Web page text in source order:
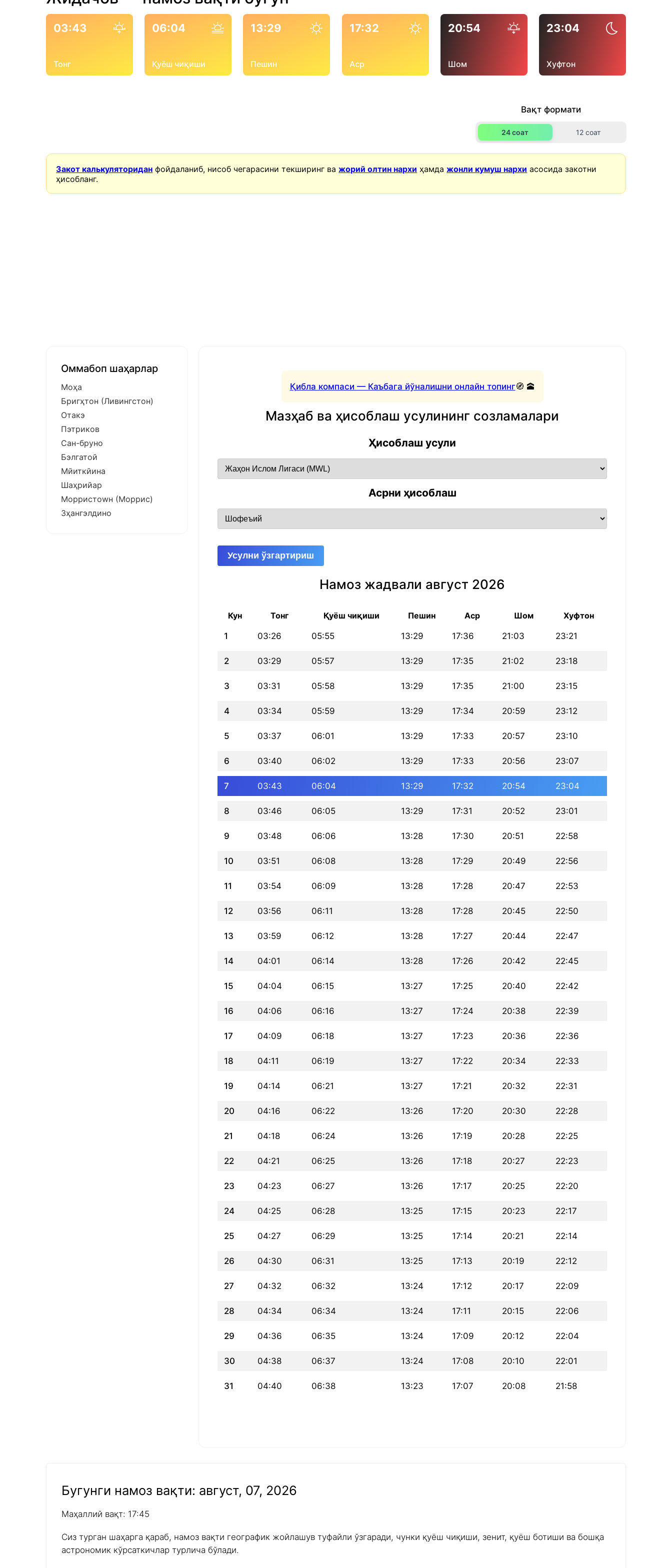
03:43
Тонг
06:04
Қуёш чиқиши
13:29
Пешин
17:32
Аср
20:54
Шом
23:04
Хуфтон
Вақт формати
24 соат 12 соат
Закот калькуляторидан фойдаланиб, нисоб чегарасини текширинг важорий олтин нархи ҳамдажонли кумуш нархи асосида закотни
ҳисобланг.
Қибла компаси — Каъбага йўналишни онлайн топинг🧭 🕋
Мазҳаб ва ҳисоблаш усулининг созламалари
Ҳисоблаш усули
Асрни ҳисоблаш
Усулни ўзгартириш
Намоз жадвали август 2026
Кун Тонг Қуёш чиқиши Пешин Аср Шом Хуфтон
1 03:26 05:55 13:29 17:36 21:03 23:21
2 03:29 05:57 13:29 17:35 21:02 23:18
3 03:31 05:58 13:29 17:35 21:00 23:15
4 03:34 05:59 13:29 17:34 20:59 23:12
5 03:37 06:01 13:29 17:33 20:57 23:10
6 03:40 06:02 13:29 17:33 20:56 23:07
7 03:43 06:04 13:29 17:32 20:54 23:04
8 03:46 06:05 13:29 17:31 20:52 23:01
9 03:48 06:06 13:28 17:30 20:51 22:58
10 03:51 06:08 13:28 17:29 20:49 22:56
11 03:54 06:09 13:28 17:28 20:47 22:53
12 03:56 06:11 13:28 17:28 20:45 22:50
13 03:59 06:12 13:28 17:27 20:44 22:47
14 04:01 06:14 13:28 17:26 20:42 22:45
15 04:04 06:15 13:27 17:25 20:40 22:42
16 04:06 06:16 13:27 17:24 20:38 22:39
17 04:09 06:18 13:27 17:23 20:36 22:36
18 04:11 06:19 13:27 17:22 20:34 22:33
19 04:14 06:21 13:27 17:21 20:32 22:31
20 04:16 06:22 13:26 17:20 20:30 22:28
21 04:18 06:24 13:26 17:19 20:28 22:25
22 04:21 06:25 13:26 17:18 20:27 22:23
23 04:23 06:27 13:26 17:17 20:25 22:20
24 04:25 06:28 13:25 17:15 20:23 22:17
25 04:27 06:29 13:25 17:14 20:21 22:14
26 04:30 06:31 13:25 17:13 20:19 22:12
27 04:32 06:32 13:24 17:12 20:17 22:09
28 04:34 06:34 13:24 17:11 20:15 22:06
29 04:36 06:35 13:24 17:09 20:12 22:04
30 04:38 06:37 13:24 17:08 20:10 22:01
31 04:40 06:38 13:23 17:07 20:08 21:58
Оммабоп шаҳарлар
Моҳа
Бригҳтон (Ливингстон)
Отакэ
Пэтриков
Сан-бруно
Бэлгатой
Мйиткйина
Шаҳрийар
Морристоwн (Моррис)
Зҳангэлдино
Бугунги намоз вақти: август, 07, 2026
Маҳаллий вақт: 17:45
Сиз турган шаҳарга қараб, намоз вақти географик жойлашув туфайли ўзгаради, чунки қуёш чиқиши, зенит, қуёш ботиши ва бошқа
астрономик кўрсаткичлар турлича бўлади.